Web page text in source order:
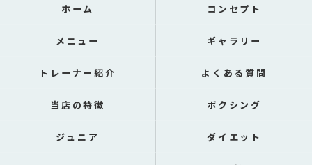
ホーム コンセプト
メニュー ギャラリー
トレーナー紹介 よくある質問
当店の特徴 ボクシング
ジュニア ダイエット